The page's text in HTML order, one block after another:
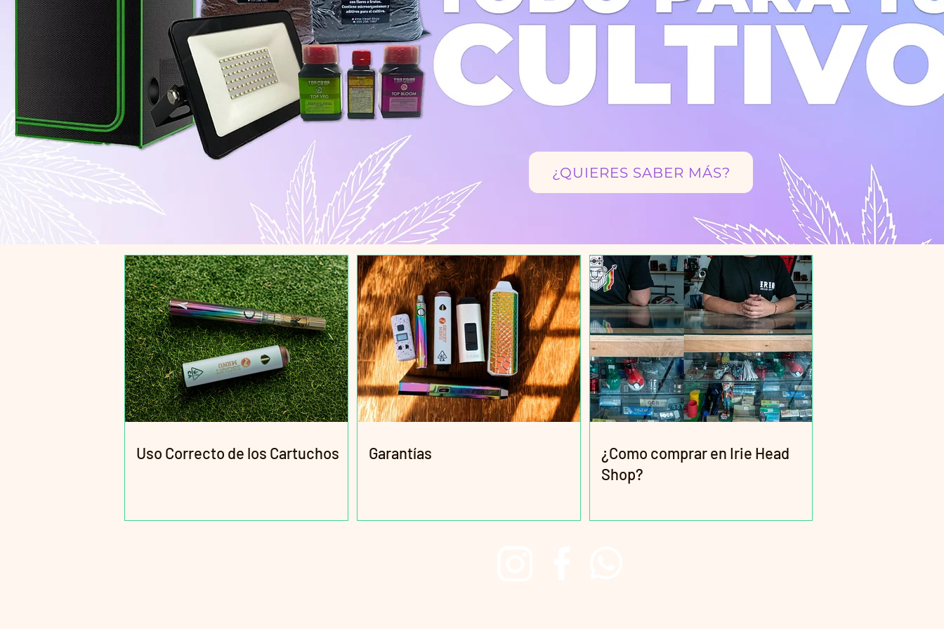
¿QUIERES SABER MÁS?
Uso Correcto de los Cartuchos Garantías
¿Como comprar en Irie Head
Shop?